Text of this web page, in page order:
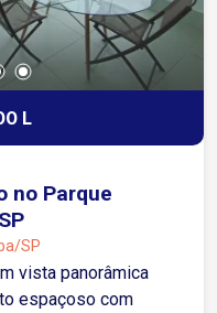
Tavares
garantidas!
L
no Parque
SP
espaçoso com